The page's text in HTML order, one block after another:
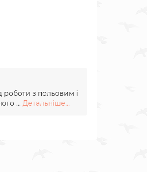
роботи з польовим і
... Детальніше...